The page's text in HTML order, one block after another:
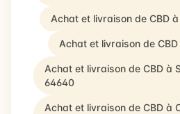
Achat et livraison de CBD
Achat et livraison de
Achat et livraison de CBD à
64640
Achat et livraison de CBD à